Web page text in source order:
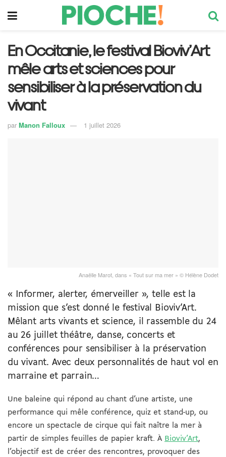
En Occitanie, le festival Bioviv’Art
mêle arts et sciences pour
sensibiliser à la préservation du
vivant
par Manon Falloux 1 juillet 2026
Anaëlle Marot, dans « Tout sur ma mer » © Hélène Dodet
« Informer, alerter, émerveiller », telle est la
mission que s’est donné le festival Bioviv’Art.
Mêlant arts vivants et science, il rassemble du 24
au 26 juillet théâtre, danse, concerts et
conférences pour sensibiliser à la préservation
du vivant. Avec deux personnalités de haut vol en
marraine et parrain…
Une baleine qui répond au chant d’une artiste, une
performance qui mêle conférence, quiz et stand-up, ou
encore un spectacle de cirque qui fait naître la mer à
partir de simples feuilles de papier kraft. À Bioviv’Art,
l’objectif est de créer des rencontres, provoquer des